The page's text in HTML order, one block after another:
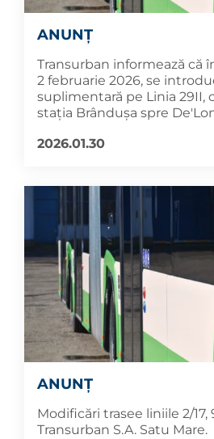
ANUNȚ
Transurban informează că
2 februarie 2026, se
suplimentară pe Linia 29II,
stația Brândușa spre
2026.01.30
ANUNȚ
Modificări trasee liniile 2/17,
Transurban S.A. Satu Mare.